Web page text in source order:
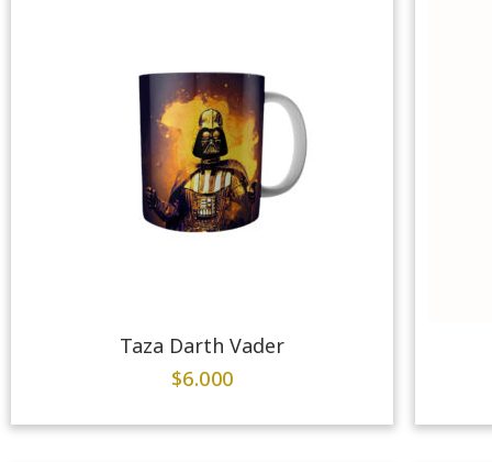
Taza Darth Vader
$6.000